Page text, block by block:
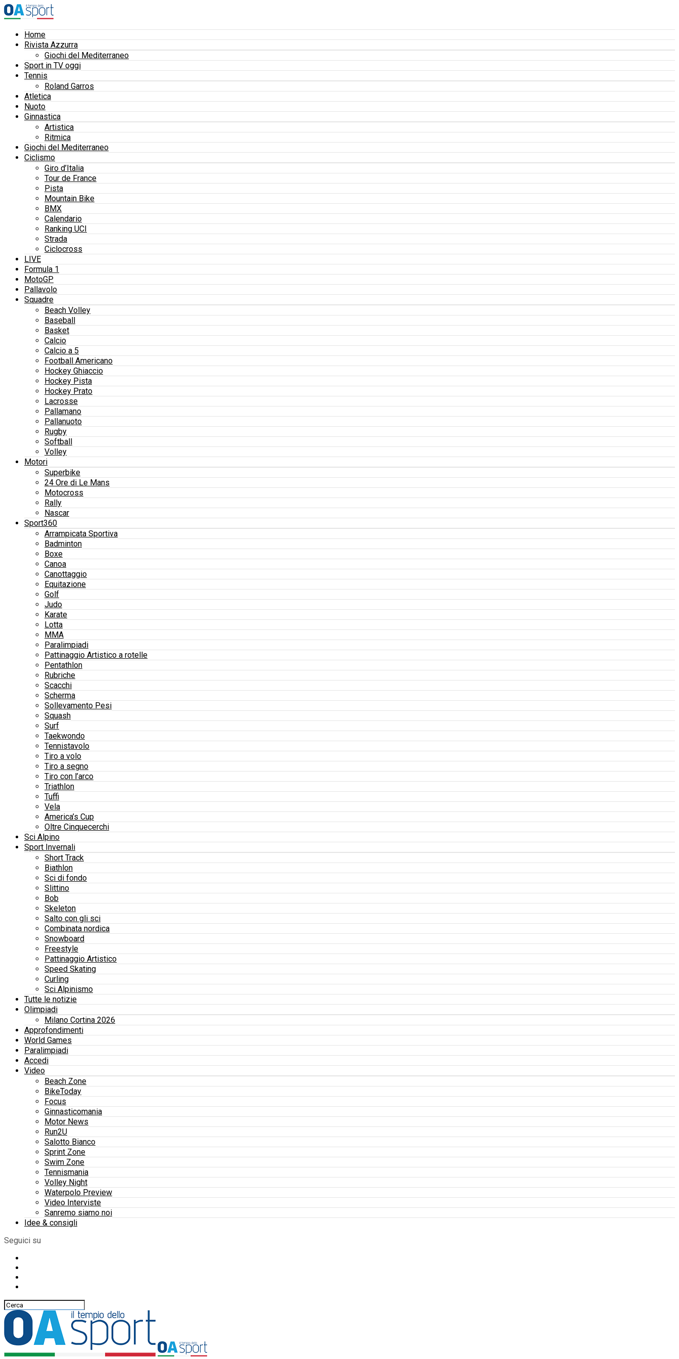
Home
Rivista Azzurra
Giochi del Mediterraneo
Sport in TV oggi
Tennis
Roland Garros
Atletica
Nuoto
Ginnastica
Artistica
Ritmica
Giochi del Mediterraneo
Ciclismo
Giro d’Italia
Tour de France
Pista
Mountain Bike
BMX
Calendario
Ranking UCI
Strada
Ciclocross
LIVE
Formula 1
MotoGP
Pallavolo
Squadre
Beach Volley
Baseball
Basket
Calcio
Calcio a 5
Football Americano
Hockey Ghiaccio
Hockey Pista
Hockey Prato
Lacrosse
Pallamano
Pallanuoto
Rugby
Softball
Volley
Motori
Superbike
24 Ore di Le Mans
Motocross
Rally
Nascar
Sport360
Arrampicata Sportiva
Badminton
Boxe
Canoa
Canottaggio
Equitazione
Golf
Judo
Karate
Lotta
MMA
Paralimpiadi
Pattinaggio Artistico a rotelle
Pentathlon
Rubriche
Scacchi
Scherma
Sollevamento Pesi
Squash
Surf
Taekwondo
Tennistavolo
Tiro a volo
Tiro a segno
Tiro con l’arco
Triathlon
Tuffi
Vela
America’s Cup
Oltre Cinquecerchi
Sci Alpino
Sport Invernali
Short Track
Biathlon
Sci di fondo
Slittino
Bob
Skeleton
Salto con gli sci
Combinata nordica
Snowboard
Freestyle
Pattinaggio Artistico
Speed Skating
Curling
Sci Alpinismo
Tutte le notizie
Olimpiadi
Milano Cortina 2026
Approfondimenti
World Games
Paralimpiadi
Accedi
Video
Beach Zone
BikeToday
Focus
Ginnasticomania
Motor News
Run2U
Salotto Bianco
Sprint Zone
Swim Zone
Tennismania
Volley Night
Waterpolo Preview
Video Interviste
Sanremo siamo noi
Idee & consigli
Seguici su